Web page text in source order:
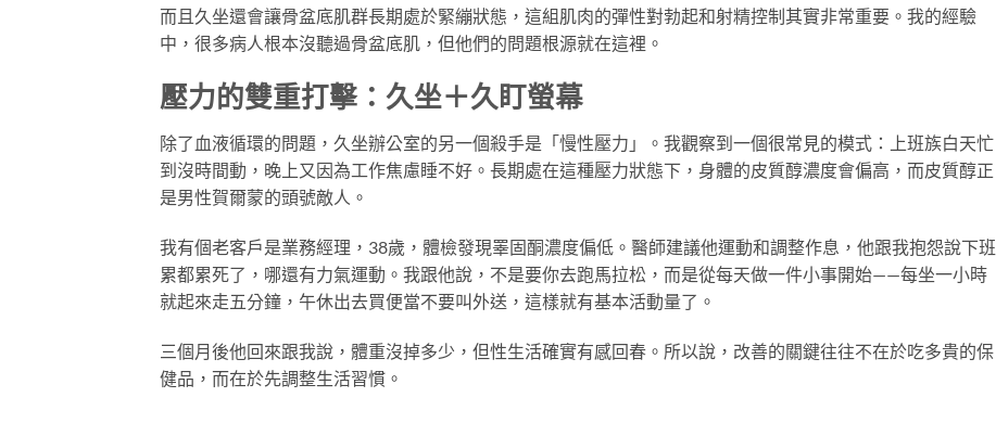
而且久坐還會讓骨盆底肌群長期處於緊繃狀態，這組肌肉的彈性對勃起和射精控制其實非常重要。我的經驗
中，很多病人根本沒聽過骨盆底肌，但他們的問題根源就在這裡。
壓力的雙重打擊：久坐＋久盯螢幕
除了血液循環的問題，久坐辦公室的另一個殺手是「慢性壓力」。我觀察到一個很常見的模式：上班族白天忙
到沒時間動，晚上又因為工作焦慮睡不好。長期處在這種壓力狀態下，身體的皮質醇濃度會偏高，而皮質醇正
是男性賀爾蒙的頭號敵人。
我有個老客戶是業務經理，38歲，體檢發現睪固酮濃度偏低。醫師建議他運動和調整作息，他跟我抱怨說下班
累都累死了，哪還有力氣運動。我跟他說，不是要你去跑馬拉松，而是從每天做一件小事開始——每坐一小時
就起來走五分鐘，午休出去買便當不要叫外送，這樣就有基本活動量了。
三個月後他回來跟我說，體重沒掉多少，但性生活確實有感回春。所以說，改善的關鍵往往不在於吃多貴的保
健品，而在於先調整生活習慣。